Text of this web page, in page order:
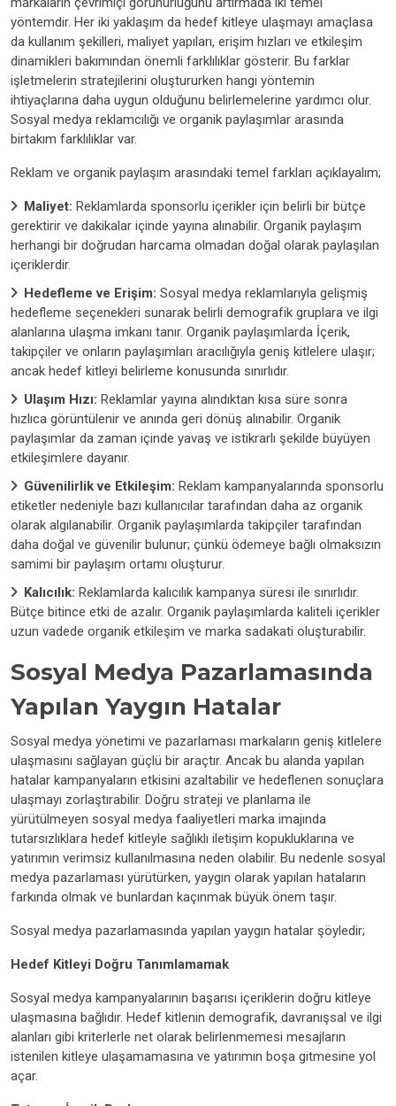
yöntemdir. Her iki yaklaşım da hedef kitleye ulaşmayı amaçlasa
da kullanım şekilleri, maliyet yapıları, erişim hızları ve etkileşim
dinamikleri bakımından önemli farklılıklar gösterir. Bu farklar
işletmelerin stratejilerini oluştururken hangi yöntemin
ihtiyaçlarına daha uygun olduğunu belirlemelerine yardımcı olur.
Sosyal medya reklamcılığı ve organik paylaşımlar arasında
birtakım farklılıklar var.
Reklam ve organik paylaşım arasındaki temel farkları açıklayalım;
Maliyet: Reklamlarda sponsorlu içerikler için belirli bir bütçe
gerektirir ve dakikalar içinde yayına alınabilir. Organik paylaşım
herhangi bir doğrudan harcama olmadan doğal olarak paylaşılan
içeriklerdir.
Hedefleme ve Erişim: Sosyal medya reklamlarıyla gelişmiş
hedefleme seçenekleri sunarak belirli demografik gruplara ve ilgi
alanlarına ulaşma imkanı tanır. Organik paylaşımlarda İçerik,
takipçiler ve onların paylaşımları aracılığıyla geniş kitlelere ulaşır;
ancak hedef kitleyi belirleme konusunda sınırlıdır.
Ulaşım Hızı: Reklamlar yayına alındıktan kısa süre sonra
hızlıca görüntülenir ve anında geri dönüş alınabilir. Organik
paylaşımlar da zaman içinde yavaş ve istikrarlı şekilde büyüyen
etkileşimlere dayanır.
Güvenilirlik ve Etkileşim: Reklam kampanyalarında sponsorlu
etiketler nedeniyle bazı kullanıcılar tarafından daha az organik
olarak algılanabilir. Organik paylaşımlarda takipçiler tarafından
daha doğal ve güvenilir bulunur; çünkü ödemeye bağlı olmaksızın
samimi bir paylaşım ortamı oluşturur.
Kalıcılık: Reklamlarda kalıcılık kampanya süresi ile sınırlıdır.
Bütçe bitince etki de azalır. Organik paylaşımlarda kaliteli içerikler
uzun vadede organik etkileşim ve marka sadakati oluşturabilir.
Sosyal Medya Pazarlamasında
Yapılan Yaygın Hatalar
Sosyal medya yönetimi ve pazarlaması markaların geniş kitlelere
ulaşmasını sağlayan güçlü bir araçtır. Ancak bu alanda yapılan
hatalar kampanyaların etkisini azaltabilir ve hedeflenen sonuçlara
ulaşmayı zorlaştırabilir. Doğru strateji ve planlama ile
yürütülmeyen sosyal medya faaliyetleri marka imajında
tutarsızlıklara hedef kitleyle sağlıklı iletişim kopukluklarına ve
yatırımın verimsiz kullanılmasına neden olabilir. Bu nedenle sosyal
medya pazarlaması yürütürken, yaygın olarak yapılan hataların
farkında olmak ve bunlardan kaçınmak büyük önem taşır.
Sosyal medya pazarlamasında yapılan yaygın hatalar şöyledir;
Hedef Kitleyi Doğru Tanımlamamak
Sosyal medya kampanyalarının başarısı içeriklerin doğru kitleye
ulaşmasına bağlıdır. Hedef kitlenin demografik, davranışsal ve ilgi
alanları gibi kriterlerle net olarak belirlenmemesi mesajların
istenilen kitleye ulaşamamasına ve yatırımın boşa gitmesine yol
açar.